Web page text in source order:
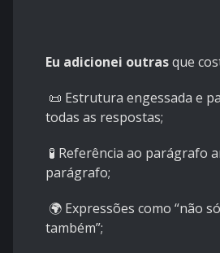
Eu adicionei outrasque
📜 Estrutura engessada e
todas as respostas;
🧪 Referência ao parágrafo
parágrafo;
🌍 Expressões como “não
também”;